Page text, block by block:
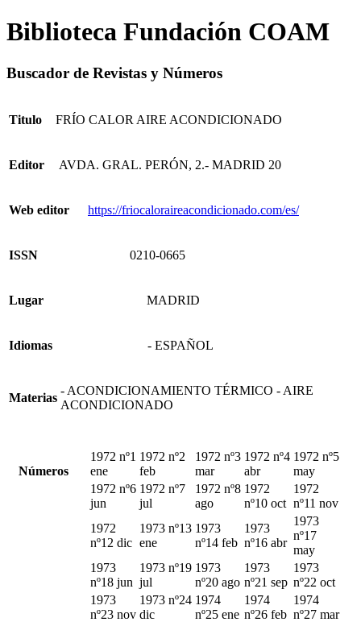
Biblioteca Fundación COAM
Buscador de Revistas y Números
Titulo FRÍO CALOR AIRE ACONDICIONADO
Editor AVDA. GRAL. PERÓN, 2.- MADRID 20
Web editor https://friocaloraireacondicionado.com/es/
ISSN 0210-0665
Lugar MADRID
Idiomas - ESPAÑOL
Materias
- ACONDICIONAMIENTO TÉRMICO - AIRE
ACONDICIONADO
Números
1972 nº1
ene
1972 nº2
feb
1972 nº3
mar
1972 nº4
abr
1972 nº5
may
1972 nº6
jun
1972 nº7
jul
1972 nº8
ago
1972
nº10 oct
1972
nº11 nov
1972
nº12 dic
1973 nº13
ene
1973
nº14 feb
1973
nº16 abr
1973
nº17
may
1973
nº18 jun
1973 nº19
jul
1973
nº20 ago
1973
nº21 sep
1973
nº22 oct
1973
nº23 nov
1973 nº24
dic
1974
nº25 ene
1974
nº26 feb
1974
nº27 mar